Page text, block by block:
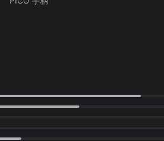
人称驾驶体验 • 对停车挑战与操作玩法感